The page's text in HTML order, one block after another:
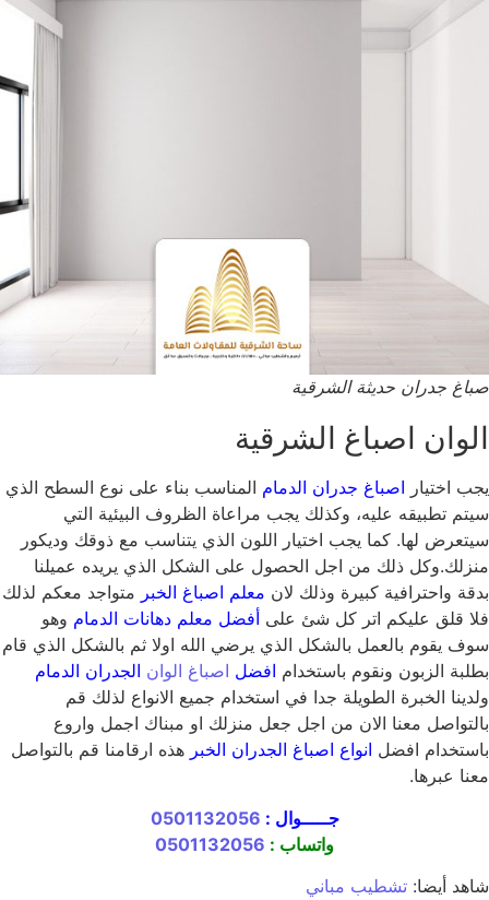
صباغ جدران حديثة الشرقية
الوان اصباغ الشرقية
يجب اختيار اصباغ جدران الدمام المناسب بناء على نوع السطح الذي
سيتم تطبيقه عليه، وكذلك يجب مراعاة الظروف البيئية التي
سيتعرض لها. كما يجب اختيار اللون الذي يتناسب مع ذوقك وديكور
منزلك.وكل ذلك من اجل الحصول على الشكل الذي يريده عميلنا
بدقة واحترافية كبيرة وذلك لان معلم اصباغ الخبر متواجد معكم لذلك
فلا قلق عليكم اتر كل شئ على أفضل معلم دهانات الدمام وهو
سوف يقوم بالعمل بالشكل الذي يرضي الله اولا ثم بالشكل الذي قام
بطلبة الزبون ونقوم باستخدام افضل اصباغ الوان الجدران الدمام
ولدينا الخبرة الطويلة جدا في استخدام جميع الانواع لذلك قم
بالتواصل معنا الان من اجل جعل منزلك او مبناك اجمل واروع
باستخدام افضل انواع اصباغ الجدران الخبر هذه ارقامنا قم بالتواصل
معنا عبرها.
جـــــوال : 0501132056
واتساب : 0501132056
شاهد أيضا: تشطيب مباني